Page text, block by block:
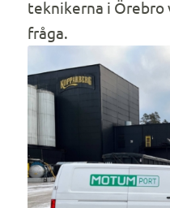
teknikerna i Örebro
fråga.